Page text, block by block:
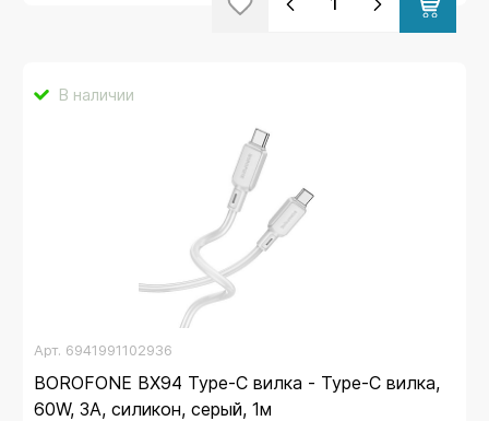
В наличии
Арт. 6941991102936
BOROFONE BX94 Type-C вилка - Type-C вилка,
60W, 3A, силикон, серый, 1м